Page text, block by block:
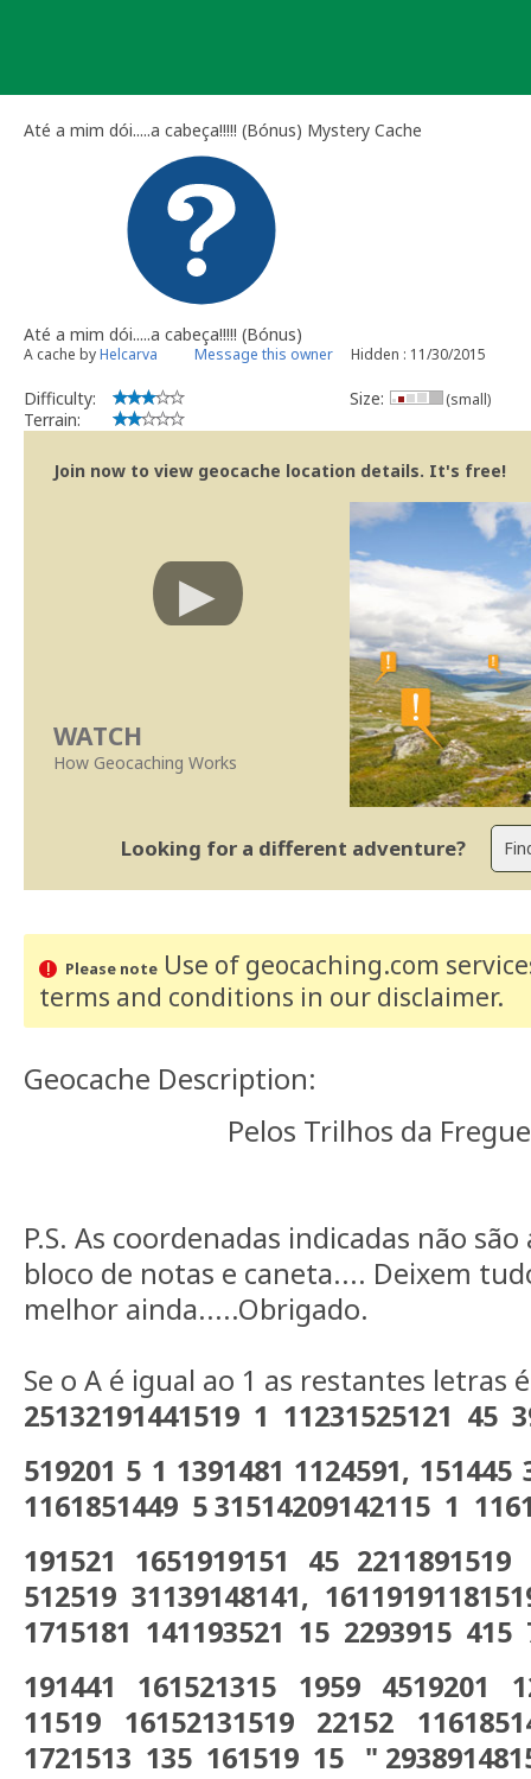
Até a mim dói.....a cabeça!!!!! (Bónus) Mystery Cache
Até a mim dói.....a cabeça!!!!! (Bónus)
A cache byHelcarva Message this owner Hidden : 11/30/2015
Difficulty:
Terrain:
Size: (small)
Join now to view geocache location details. It's free!
WATCH
How Geocaching Works
Looking for a different adventure?
Please noteUse of geocaching.com
terms and conditions in our disclaimer.
Geocache Description:
Pelos Trilhos da
P.S. As coordenadas indicadas não
bloco de notas e caneta.... Deixem
melhor ainda.....Obrigado.
Se o A é igual ao 1 as restantes letras
25132191441519 1 11231525121 45
519201 5 1 1391481 1124591, 151445
1161851449 5 31514209142115 1
191521 1651919151 45
512519 31139148141,
1715181 141193521 15 2293915 415
191441 161521315 1959 4519201
11519 16152131519 22152
1721513 135 161519 15 "